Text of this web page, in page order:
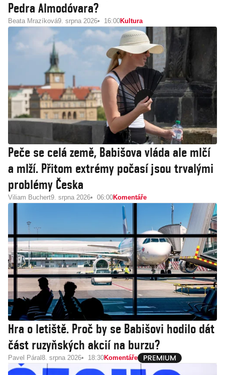
Pedra Almodóvara?
Beata Mrazíková9. srpna 2026 16:00Kultura
Peče se celá země, Babišova vláda ale mlčí
a mlží. Přitom extrémy počasí jsou trvalými
problémy Česka
Viliam Buchert9. srpna 2026 06:00Komentáře
Hra o letiště. Proč by se Babišovi hodilo dát
část ruzyňských akcií na burzu?
Pavel Páral 8. srpna 2026 18:30Komentáře